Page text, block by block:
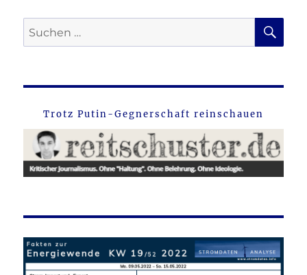
Suche
nach:
Trotz Putin-Gegnerschaft reinschauen